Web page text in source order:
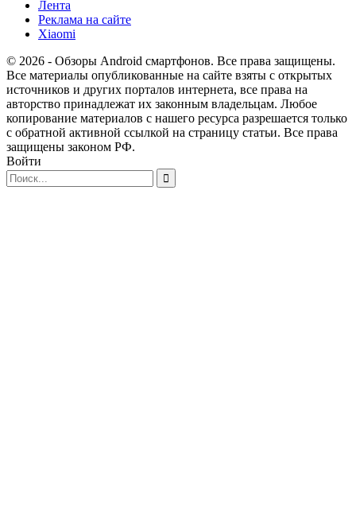
Лента
Реклама на сайте
Xiaomi
© 2026 - Обзоры Android смартфонов. Все права защищены.
Все материалы опубликованные на сайте взяты с открытых
источников и других порталов интернета, все права на
авторство принадлежат их законным владельцам. Любое
копирование материалов с нашего ресурса разрешается только
с обратной активной ссылкой на страницу статьи. Все права
защищены законом РФ.
Войти